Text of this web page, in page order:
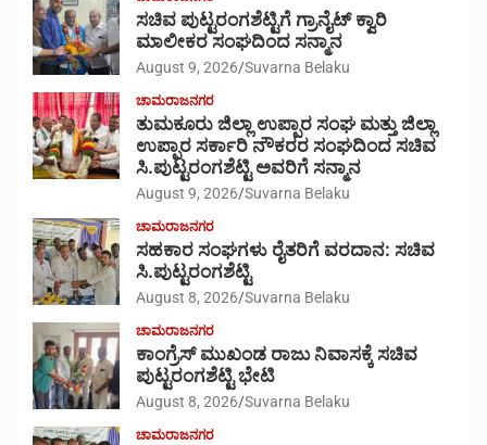
ಸಚಿವ ಪುಟ್ಟರಂಗಶೆಟ್ಟಿಗೆ ಗ್ರಾನೈಟ್ ಕ್ವಾರಿ
ಮಾಲೀಕರ ಸಂಘದಿಂದ ಸನ್ಮಾನ
August 9, 2026 Suvarna Belaku
ಚಾಮರಾಜನಗರ
ತುಮಕೂರು ಜಿಲ್ಲಾ ಉಪ್ಪಾರ ಸಂಘ ಮತ್ತು ಜಿಲ್ಲಾ
ಉಪ್ಪಾರ ಸರ್ಕಾರಿ ನೌಕರರ ಸಂಘದಿಂದ ಸಚಿವ
ಸಿ.ಪುಟ್ಟರಂಗಶೆಟ್ಟಿ ಅವರಿಗೆ ಸನ್ಮಾನ
August 9, 2026 Suvarna Belaku
ಚಾಮರಾಜನಗರ
ಸಹಕಾರ ಸಂಘಗಳು ರೈತರಿಗೆ ವರದಾನ: ಸಚಿವ
ಸಿ.ಪುಟ್ಟರಂಗಶೆಟ್ಟಿ
August 8, 2026 Suvarna Belaku
ಚಾಮರಾಜನಗರ
ಕಾಂಗ್ರೆಸ್ ಮುಖಂಡ ರಾಜು ನಿವಾಸಕ್ಕೆ ಸಚಿವ
ಪುಟ್ಟರಂಗಶೆಟ್ಟಿ ಭೇಟಿ
August 8, 2026 Suvarna Belaku
ಚಾಮರಾಜನಗರ